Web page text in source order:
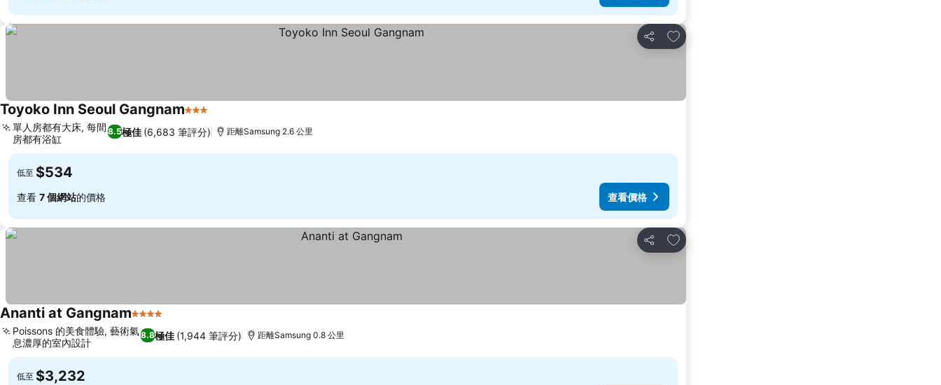
分享
放到收藏夾
Toyoko Inn Seoul Gangnam3 星級
8.5極佳 (6,683 筆評分)
單人房都有大床, 每間
房都有浴缸
距離Samsung 2.6 公里
低至 $534
查看 7 個網站的價格 查看價格
分享
放到收藏夾
Ananti at Gangnam4 星級
8.8極佳 (1,944 筆評分)
Poissons 的美食體驗, 藝術氣
息濃厚的室內設計
距離Samsung 0.8 公里
低至 $3,232